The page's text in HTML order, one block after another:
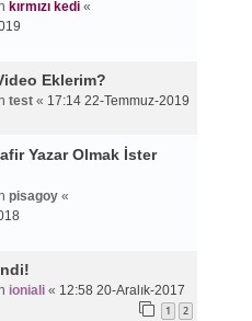
kırmızı kedi«
Eklerim?
test« 17:14 22-Temmuz-2019
Yazar Olmak İster
pisagoy«
ioniali« 12:58 20-Aralık-2017
1 2